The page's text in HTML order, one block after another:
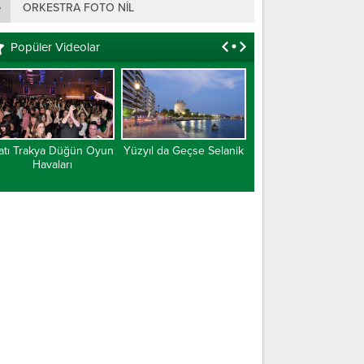
ORKESTRA FOTO NIL
Popüler Videolar
Trakya Düğün Oyun
Havaları
Yüzyıl da Geçse Selanik